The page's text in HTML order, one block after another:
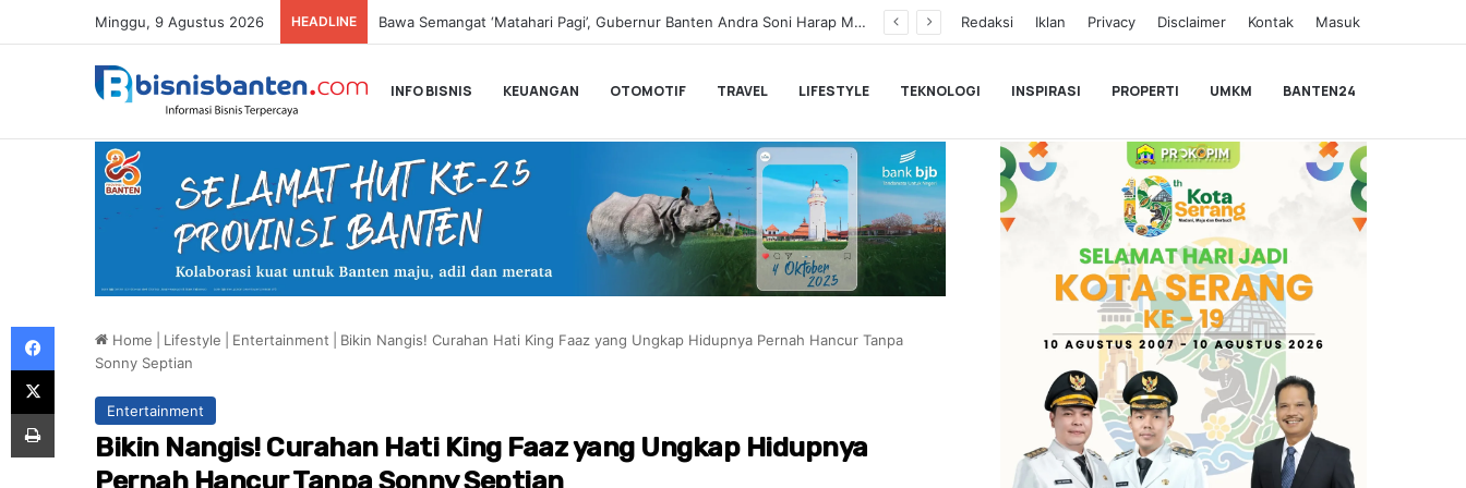
Minggu, 9 Agustus 2026 HEADLINE Buka Serang Fair 2026, Walikota Serang Budi Rustandi Tegaskan Komitmen Memberantas Miras dan Dorong UMKM Redaksi Iklan Privacy Disclaimer Kontak Masuk
INFO BISNIS KEUANGAN OTOMOTIF TRAVEL LIFESTYLE TEKNOLOGI INSPIRASI PROPERTI UMKM BANTEN24
Home Lifestyle Entertainment
Bikin Nangis! Curahan Hati King Faaz yang Ungkap Hidupnya Pernah Hancur Tanpa
Sonny Septian
Entertainment
Bikin Nangis! Curahan Hati King Faaz yang Ungkap Hidupnya
Pernah Hancur Tanpa Sonny Septian